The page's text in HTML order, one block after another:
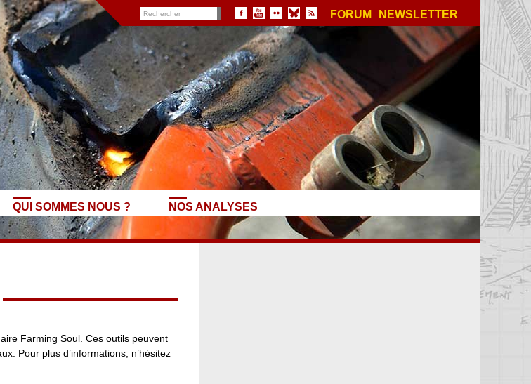
FORUM NEWSLETTER
QUI SOMMES NOUS ? NOS ANALYSES
Farming Soul. Ces outils peuvent
Pour plus d’informations, n’hésitez